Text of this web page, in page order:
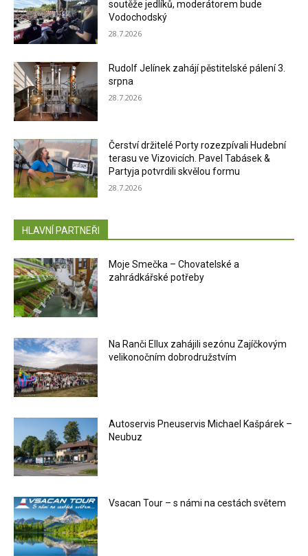
soutěže jedlíků, moderátorem bude
Vodochodský
28.7.2026
Rudolf Jelínek zahájí pěstitelské pálení 3.
srpna
28.7.2026
Čerství držitelé Porty rozezpívali Hudební
terasu ve Vizovicích. Pavel Tabásek &
Partyja potvrdili skvělou formu
28.7.2026
HLAVNÍ PARTNEŘI
Moje Smečka – Chovatelské a
zahrádkářské potřeby
Na Ranči Ellux zahájili sezónu Zajíčkovým
velikonočním dobrodružstvím
Autoservis Pneuservis Michael Kašpárek –
Neubuz
Vsacan Tour – s námi na cestách světem